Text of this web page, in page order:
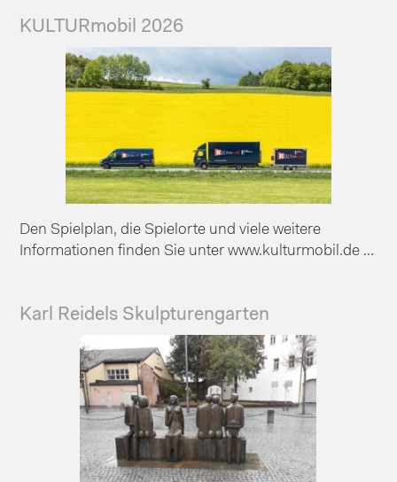
KULTURmobil 2026
Den Spielplan, die Spielorte und viele weitere
Informationen finden Sie unter www.kulturmobil.de ...
Karl Reidels Skulpturengarten